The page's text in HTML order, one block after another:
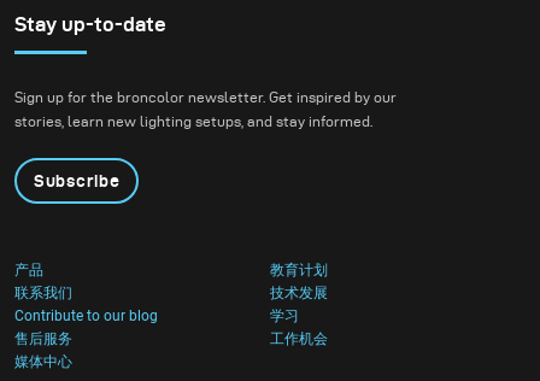
Stay up-to-date
Sign up for the broncolor newsletter. Get inspired by our
stories, learn new lighting setups, and stay informed.
Subscribe
产品
教育计划
联系我们
技术发展
Contribute to our blog
学习
售后服务
工作机会
媒体中心